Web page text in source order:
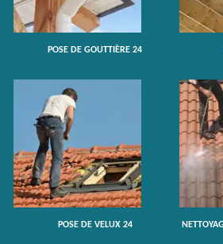
POSE DE GOUTTIÈRE 24
POSE DE VELUX 24